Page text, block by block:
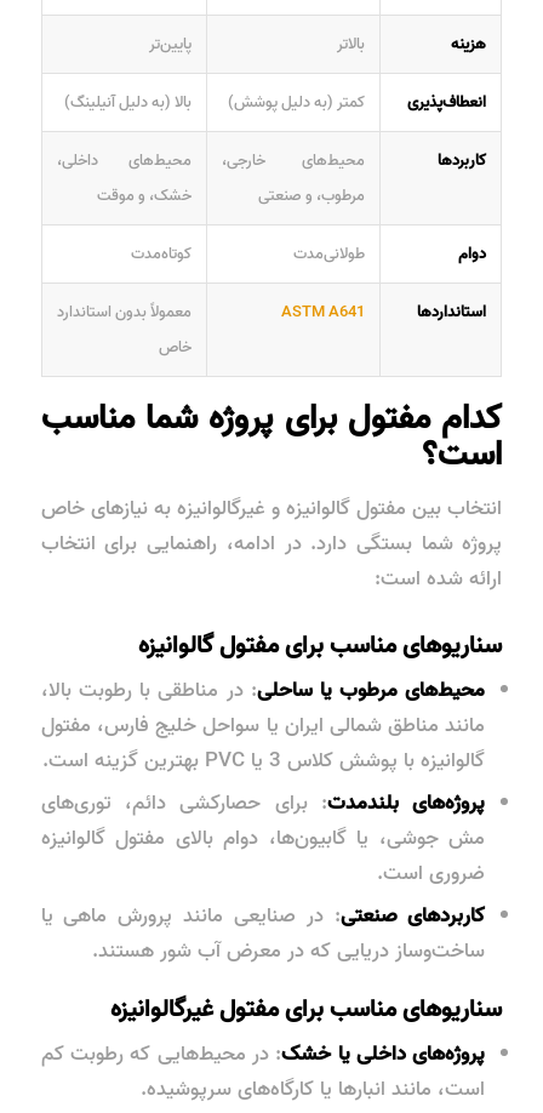
هزینه بالاتر پایین‌تر
انعطاف‌پذیری کمتر (به دلیل پوشش) بالا (به دلیل آنیلینگ)
کاربردها
محیط‌های خارجی،
مرطوب، و صنعتی
محیط‌های داخلی،
خشک، و موقت
دوام طولانی‌مدت کوتاه‌مدت
استانداردها ASTM A641
معمولاً بدون استاندارد
خاص
کدام مفتول برای پروژه شما مناسب
است؟
انتخاب بین مفتول گالوانیزهو غیرگالوانیزه به نیازهای خاص
پروژه شما بستگی دارد. در ادامه، راهنمایی برای انتخاب
ارائه شده است:
سناریوهای مناسب برای مفتول گالوانیزه
محیط‌های مرطوب یا ساحلی: در مناطقی با رطوبت بالا،
مانند مناطق شمالی ایران یا سواحل خلیج فارس، مفتول
گالوانیزه با پوششکلاس 3 یا PVC بهترین گزینه است.
پروژه‌های بلندمدت: برای حصارکشی دائم، توری‌های
مش جوشی، یا گابیون‌ها، دوام بالای مفتول گالوانیزه
ضروری است.
کاربردهای صنعتی: در صنایعی مانند پرورش ماهی یا
ساخت‌وساز دریایی که در معرض آب شور هستند.
سناریوهای مناسب برای مفتول غیرگالوانیزه
پروژه‌های داخلی یا خشک: در محیط‌هایی که رطوبت کم
است، مانند انبارها یا کارگاه‌های سرپوشیده.